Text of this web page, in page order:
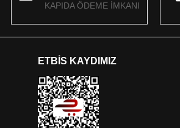
KAPIDA ÖDEME İMKANI
ETBİS KAYDIMIZ